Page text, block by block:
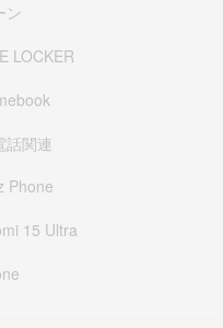
ン
LOCKER
話関連
Phone
15 Ultra